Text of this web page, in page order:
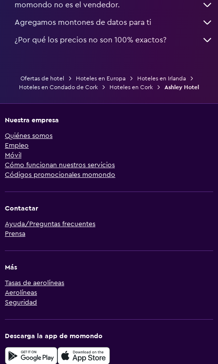
momondo no es el vendedor.
Agregamos montones de datos para ti
¿Por qué los precios no son 100% exactos?
Ofertas de hotel Hoteles en Europa
Hoteles en Irlanda
Hoteles en Condado de Cork
Hoteles en Cork Ashley Hotel
Nuestra empresa
Quiénes somos
Empleo
Móvil
Cómo funcionan nuestros servicios
Códigos promocionales momondo
Contactar
Ayuda/Preguntas frecuentes
Prensa
Más
Tasas de aerolíneas
Aerolíneas
Seguridad
Descarga la app de momondo